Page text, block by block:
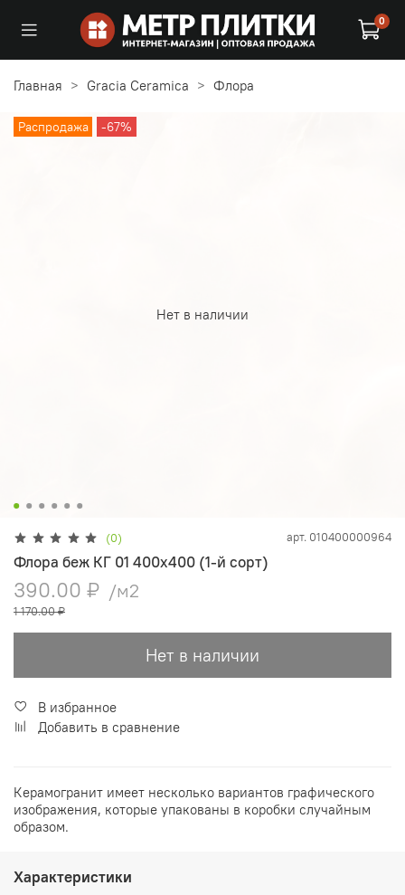
0
Главная Gracia Ceramica Флора
Нет в наличии
Распродажа -67%
(0) арт. 010400000964
Флора беж КГ 01 400х400 (1-й сорт)
390.00 ₽ /м2
1 170.00 ₽
Нет в наличии
В избранное
Добавить в сравнение
Керамогранит имеет несколько вариантов графического
изображения, которые упакованы в коробки случайным
образом.
Характеристики